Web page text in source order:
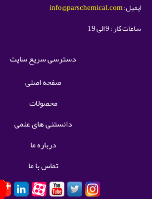
ایمیل:info@parschemical.com
ساعات کار : 9 الی 19
دسترسی سریع سایت
صفحه اصلی
محصولات
دانستنی های علمی
درباره ما
تماس با ما